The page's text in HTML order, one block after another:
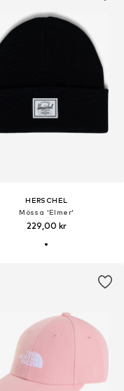
HERSCHEL
Mössa 'Elmer'
229,00 kr